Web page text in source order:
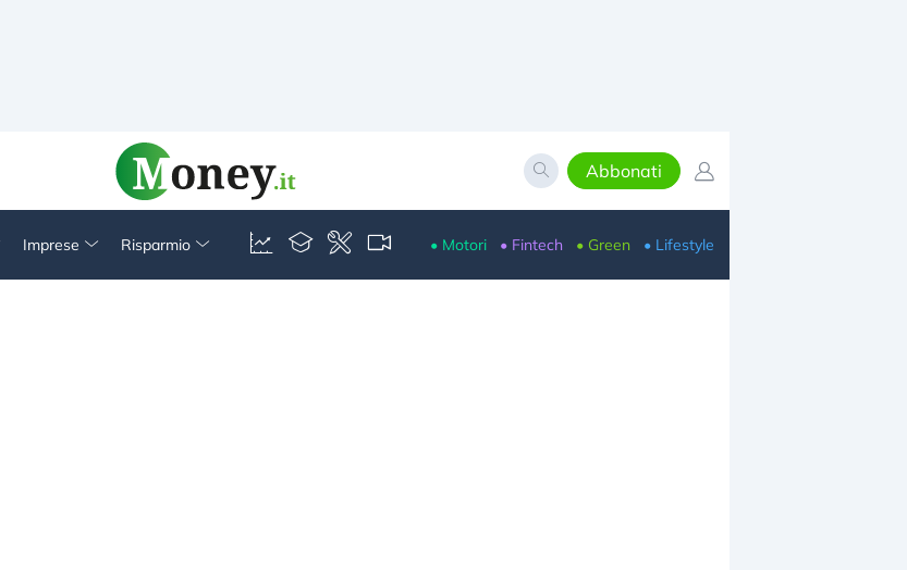
Abbonati
Imprese Risparmio • Motori • Fintech • Green • Lifestyle